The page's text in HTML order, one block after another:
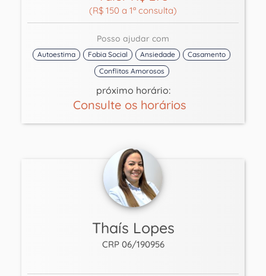
(R$ 150 a 1ª consulta)
Posso ajudar com
Autoestima Fobia Social Ansiedade
Casamento
Conflitos Amorosos
próximo horário:
Consulte os horários
Thaís Lopes
CRP 06/190956